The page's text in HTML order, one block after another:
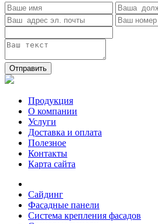
Отправить
Продукция
О компании
Услуги
Доставка и оплата
Полезное
Контакты
Карта сайта
Сайдинг
Фасадные панели
Система крепления фасадов